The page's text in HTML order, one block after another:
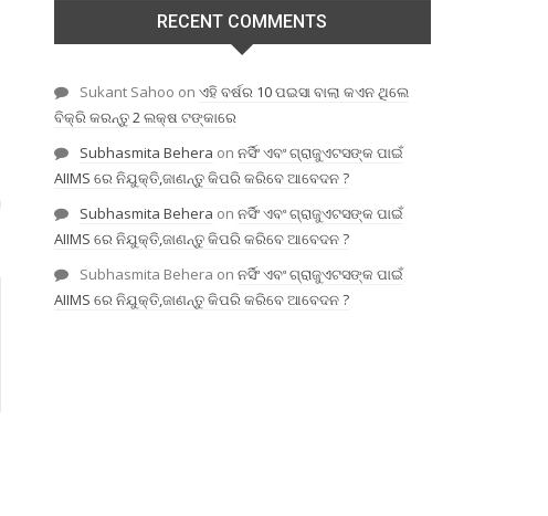
RECENT COMMENTS
Sukant Sahoo on ଏହି ବର୍ଷର 10 ପଇସା ବାଲା କଏନ ଥିଲେ
ବିକ୍ରି କରନ୍ତୁ 2 ଲକ୍ଷ ଟଙ୍କାରେ
Subhasmita Behera on ନର୍ସିଂ ଏବଂ ଗ୍ରାଜୁଏଟସଙ୍କ ପାଇଁ
AIIMS ରେ ନିଯୁକ୍ତି,ଜାଣନ୍ତୁ କିପରି କରିବେ ଆବେଦନ ?
Subhasmita Behera on ନର୍ସିଂ ଏବଂ ଗ୍ରାଜୁଏଟସଙ୍କ ପାଇଁ
AIIMS ରେ ନିଯୁକ୍ତି,ଜାଣନ୍ତୁ କିପରି କରିବେ ଆବେଦନ ?
Subhasmita Behera on ନର୍ସିଂ ଏବଂ ଗ୍ରାଜୁଏଟସଙ୍କ ପାଇଁ
AIIMS ରେ ନିଯୁକ୍ତି,ଜାଣନ୍ତୁ କିପରି କରିବେ ଆବେଦନ ?